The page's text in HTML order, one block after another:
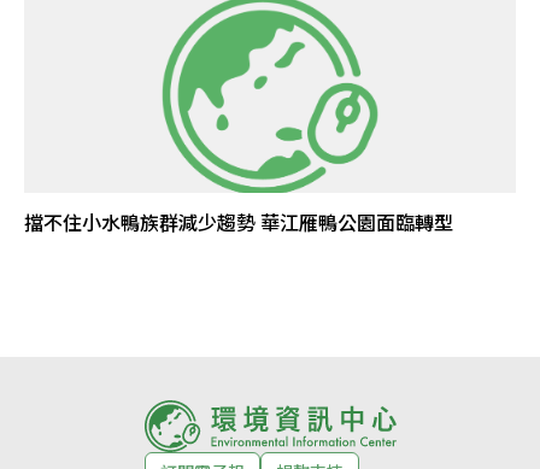
擋不住小水鴨族群減少趨勢 華江雁鴨公園面臨轉型